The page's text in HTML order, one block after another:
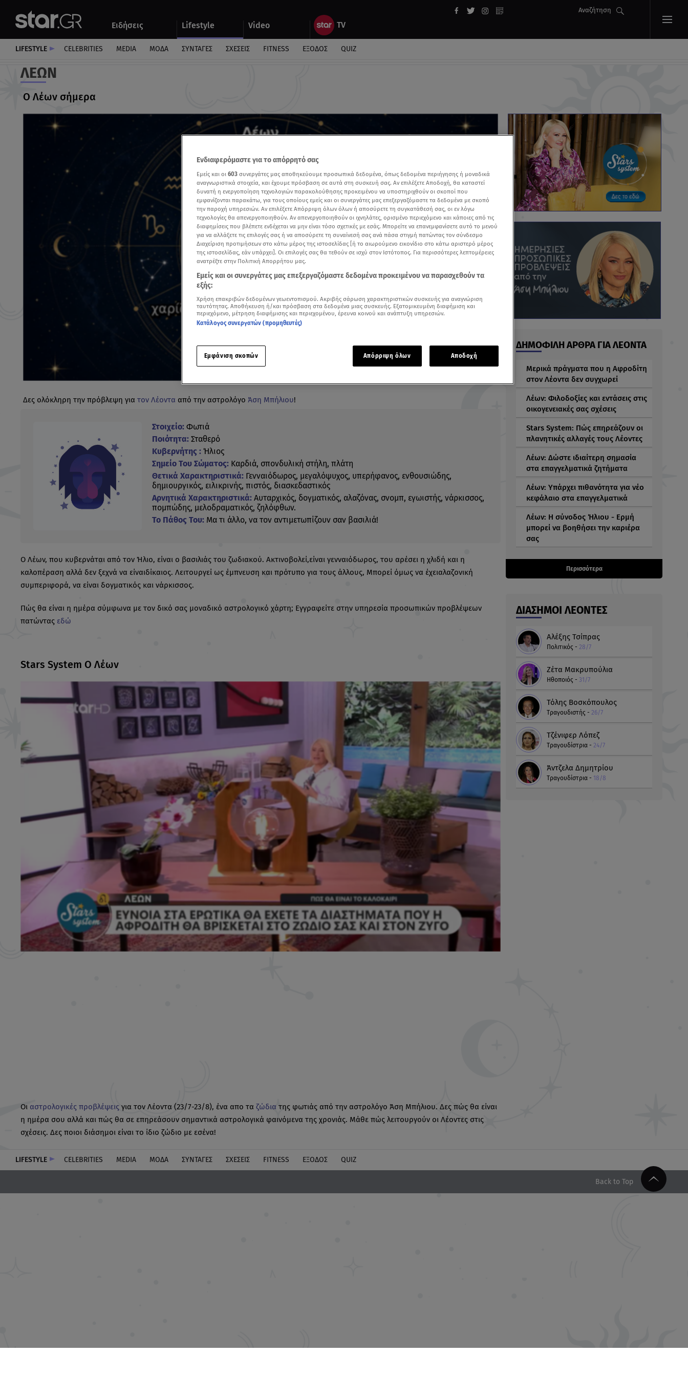
Ειδήσεις Lifestyle Video
Αναζήτηση
Αυτοκίνητο
LIFESTYLE CELEBRITIES MEDIA ΜΟΔΑ ΣΥΝΤΑΓΕΣ ΣΧΕΣΕΙΣ FITNESS ΕΞΟΔΟΣ QUIZ
ΛΈΩΝ
Ο Λέων σήμερα
Δες ολόκληρη την πρόβλεψη για τον Λέοντα από την αστρολόγο Άση Μπήλιου!
Στοιχείο:Φωτιά
Ποιότητα:Σταθερό
Κυβερνήτης :Ήλιος
Σημείο Του Σώματος:Καρδιά, σπονδυλική στήλη, πλάτη
Θετικά Χαρακτηριστικά:Γενναιόδωρος, μεγαλόψυχος, υπερήφανος, ενθουσιώδης,
δημιουργικός, ειλικρινής, πιστός, διασκεδαστικός
Αρνητικά Χαρακτηριστικά:Aυταρχικός, δογματικός, αλαζόνας, σνομπ, εγωιστής, νάρκισσος,
πομπώδης, μελοδραματικός, ζηλόφθων.
Το Πάθος Του:Μα τι άλλο, να τον αντιμετωπίζουν σαν βασιλιά!
Ο Λέων, που κυβερνάται από τον Ήλιο, είναι ο βασιλιάς του ζωδιακού. Ακτινοβολεί,είναι γενναιόδωρος, του αρέσει η χλιδή και η
καλοπέραση αλλά δεν ξεχνά να είναιδίκαιος. Λειτουργεί ως έμπνευση και πρότυπο για τους άλλους, Μπορεί όμως να έχειαλαζονική
συμπεριφορά, να είναι δογματικός και νάρκισσος.
Πώς θα είναι η ημέρα σύμφωνα με τον δικό σας μοναδικό αστρολογικό χάρτη; Εγγραφείτε στην υπηρεσία προσωπικών προβλέψεων
πατώντας εδώ
Stars System Ο Λέων
Οι αστρολογικές προβλέψεις για τον Λέοντα (23/7-23/8), ένα απο τα ζώδια της φωτιάς από την αστρολόγο Άση Μπήλιου. Δες πώς θα είναι
η ημέρα σου αλλά και πώς θα σε επηρεάσουν σημαντικά αστρολογικά φαινόμενα της χρονιάς. Μάθε πώς λειτουργούν οι Λέοντες στις
σχέσεις. Δες ποιοι διάσημοι είναι το ίδιο ζώδιο με εσένα!
ΔΗΜΟΦΙΛΗ ΑΡΘΡΑ ΓΙΑ ΛΕΟΝΤΑ
Μερικά πράγματα που η Αφροδίτη
στον Λέοντα δεν συγχωρεί
Λέων: Φιλοδοξίες και εντάσεις στις
οικογενειακές σας σχέσεις
Stars System: Πώς επηρεάζουν οι
πλανητικές αλλαγές τους Λέοντες
Λέων: Δώστε ιδιαίτερη σημασία
στα επαγγελματικά ζητήματα
Λέων: Υπάρχει πιθανότητα για νέο
κεφάλαιο στα επαγγελματικά
Λέων: Η σύνοδος Ήλιου - Ερμή
μπορεί να βοηθήσει την καριέρα
σας
Περισσότερα
ΔΙΑΣΗΜΟΙ ΛΈΟΝΤΕΣ
Αλέξης Τσίπρας
Πολιτικός - 28/7
Ζέτα Μακρυπούλια
Hθοποιός - 31/7
Τόλης Βοσκόπουλος
Τραγουδιστής - 26/7
Τζένιφερ Λόπεζ
Τραγουδίστρια - 24/7
Άντζελα Δημητρίου
Τραγουδίστρια - 18/8
LIFESTYLE CELEBRITIES MEDIA ΜΟΔΑ ΣΥΝΤΑΓΕΣ ΣΧΕΣΕΙΣ FITNESS ΕΞΟΔΟΣ QUIZ
Back to Top
Ενδιαφερόμαστε για το απόρρητό σας
Εμείς και οι 603 συνεργάτες μας αποθηκεύουμε προσωπικά δεδομένα, όπως δεδομένα περιήγησης ή μοναδικά
αναγνωριστικά στοιχεία, και έχουμε πρόσβαση σε αυτά στη συσκευή σας. Αν επιλέξετε Αποδοχή, θα καταστεί
δυνατή η ενεργοποίηση τεχνολογιών παρακολούθησης προκειμένου να υποστηριχθούν οι σκοποί που
εμφανίζονται παρακάτω, για τους οποίους εμείς και οι συνεργάτες μας επεξεργαζόμαστε τα δεδομένα με σκοπό
την παροχή υπηρεσιών. Αν επιλέξετε Απόρριψη όλων όλων ή αποσύρετε τη συγκατάθεσή σας, οι εν λόγω
τεχνολογίες θα απενεργοποιηθούν. Αν απενεργοποιηθούν οι ιχνηλάτες, ορισμένο περιεχόμενο και κάποιες από τις
διαφημίσεις που βλέπετε ενδέχεται να μην είναι τόσο σχετικές με εσάς. Μπορείτε να επανεμφανίσετε αυτό το μενού
για να αλλάξετε τις επιλογές σας ή να αποσύρετε τη συναίνεσή σας ανά πάσα στιγμή πατώντας τον σύνδεσμο
Διαχείριση προτιμήσεων στο κάτω μέρος της ιστοσελίδας [ή το αιωρούμενο εικονίδιο στο κάτω αριστερό μέρος
της ιστοσελίδας, εάν υπάρχει]. Οι επιλογές σας θα τεθούν σε ισχύ στον Ιστότοπος. Για περισσότερες λεπτομέρειες
ανατρέξτε στην Πολιτική Απορρήτου μας.
Εμείς και οι συνεργάτες μας επεξεργαζόμαστε δεδομένα προκειμένου να παρασχεθούν τα
εξής:
Χρήση επακριβών δεδομένων γεωεντοπισμού. Ακριβής σάρωση χαρακτηριστικών συσκευής για αναγνώριση
ταυτότητας. Αποθήκευση ή/και πρόσβαση στα δεδομένα μιας συσκευής. Εξατομικευμένη διαφήμιση και
περιεχόμενο, μέτρηση διαφήμισης και περιεχομένου, έρευνα κοινού και ανάπτυξη υπηρεσιών.
Κατάλογος συνεργατών (προμηθευτές)
Εμφάνιση σκοπών Απόρριψη όλων Αποδοχή